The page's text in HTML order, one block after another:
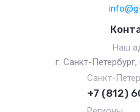
Наш
г. Санкт-
Санкт-
+7 (812)